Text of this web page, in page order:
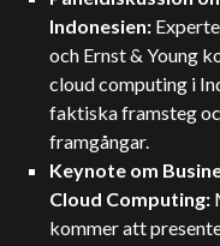
Indonesien:
och Ernst & Young
cloud computing i
faktiska framsteg
framgångar.
Keynote om
Cloud Computing:
kommer att